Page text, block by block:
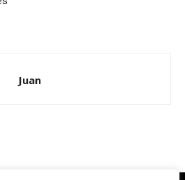
Juan